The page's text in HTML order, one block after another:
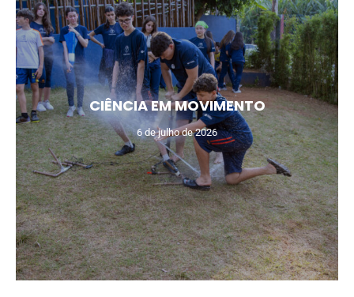
CIÊNCIA EM MOVIMENTO
6 de julho de 2026